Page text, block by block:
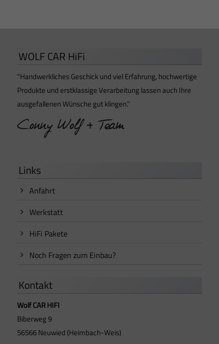
WOLF CAR HiFi
"Handwerkliches Geschick und viel Erfahrung, hochwertige
Produkte und erstklassige Verarbeitung lassen auch Ihre
ausgefallenen Wünsche gut klingen."
Links
Anfahrt
Werkstatt
HiFi Pakete
Noch Fragen zum Einbau?
Kontakt
Wolf CAR HIFI
Biberweg 9
56566 Neuwied (Heimbach-Weis)